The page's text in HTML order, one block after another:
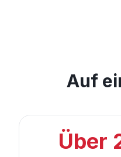
Auf
Über